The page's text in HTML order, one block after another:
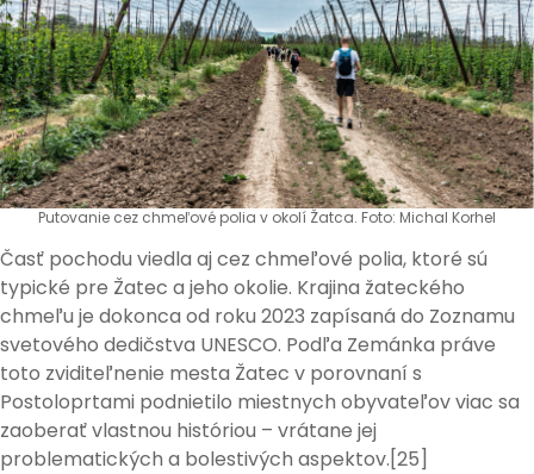
Putovanie cez chmeľové polia v okolí Žatca. Foto: Michal Korhel
Časť pochodu viedla aj cez chmeľové polia, ktoré sú
typické pre Žatec a jeho okolie. Krajina žateckého
chmeľu je dokonca od roku 2023 zapísaná do Zoznamu
svetového dedičstva UNESCO. Podľa Zemánka práve
toto zviditeľnenie mesta Žatec v porovnaní s
Postoloprtami podnietilo miestnych obyvateľov viac sa
zaoberať vlastnou históriou – vrátane jej
problematických a bolestivých aspektov.[25]